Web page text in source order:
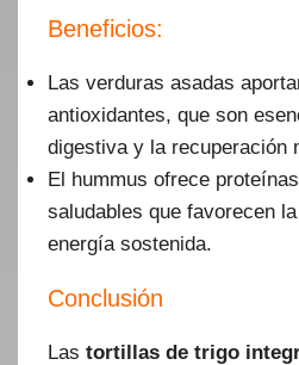
Beneficios:
Las verduras asadas
antioxidantes, que son
digestiva y la recuperación
El hummus ofrece
saludables que favorecen
energía sostenida.
Conclusión
Las tortillas de trigo